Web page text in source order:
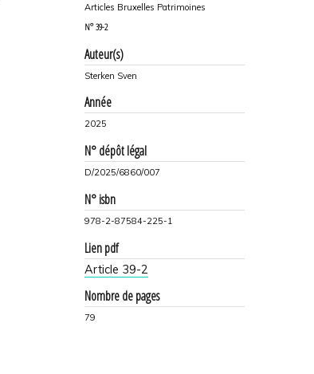
Articles Bruxelles Patrimoines
N° 39-2
Auteur(s)
Sterken Sven
Année
2025
N° dépôt légal
D/2025/6860/007
N° isbn
978-2-87584-225-1
Lien pdf
Article 39-2
Nombre de pages
79